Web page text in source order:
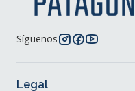
Síguenos
Legal